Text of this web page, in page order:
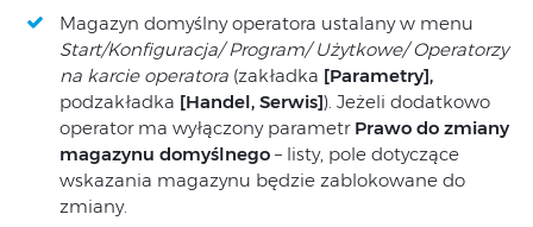
Magazyn domyślny operatora ustalany w menu
Start/Konfiguracja/ Program/ Użytkowe/ Operatorzy
na karcie operatora (zakładka [Parametry],
podzakładka [Handel, Serwis]). Jeżeli dodatkowo
operator ma wyłączony parametr Prawo do zmiany
magazynu domyślnego – listy, pole dotyczące
wskazania magazynu będzie zablokowane do
zmiany.